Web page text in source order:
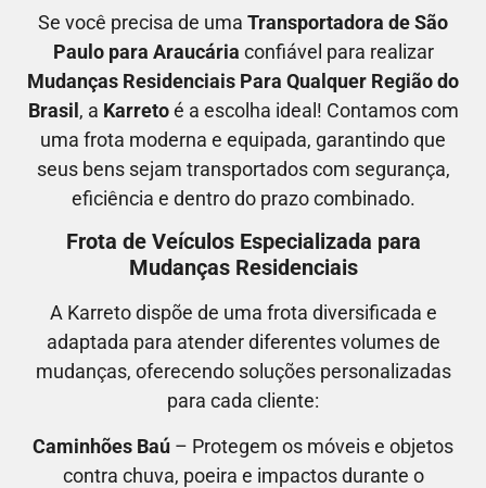
Se você precisa de uma Transportadora de São
Paulo para Araucária confiável para realizar
Mudanças Residenciais Para Qualquer Região do
Brasil , a Karretoé a escolha ideal! Contamos com
uma frota moderna e equipada, garantindo que
seus bens sejam transportados com segurança,
eficiência e dentro do prazo combinado.
Frota de Veículos Especializada para
Mudanças Residenciais
A Karreto dispõe de uma frota diversificada e
adaptada para atender diferentes volumes de
mudanças, oferecendo soluções personalizadas
para cada cliente:
Caminhões Baú – Protegem os móveis e objetos
contra chuva, poeira e impactos durante o